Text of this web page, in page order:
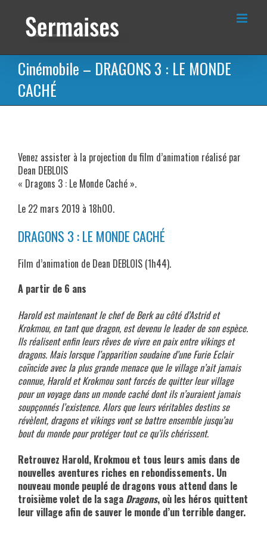
contenu
Cinémobile – DRAGONS 3 : LE MONDE
CACHÉ
Venez assister à la projection du film d’animation réalisé par
Dean DEBLOIS
« Dragons 3 : Le Monde Caché ».
Le 22 mars 2019 à 18h00.
DRAGONS 3 : LE MONDE CACHÉ
Film d’animation de Dean DEBLOIS (1h44).
A partir de 6 ans
Harold est maintenant le chef de Berk au côté d’Astrid et
Krokmou, en tant que dragon, est devenu le leader de son espèce.
Ils réalisent enfin leurs rêves de vivre en paix entre vikings et
dragons. Mais lorsque l’apparition soudaine d’une Furie Eclair
coïncide avec la plus grande menace que le village n’ait jamais
connue, Harold et Krokmou sont forcés de quitter leur village
pour un voyage dans un monde caché dont ils n’auraient jamais
soupçonnés l’existence. Alors que leurs véritables destins se
révèlent, dragons et vikings vont se battre ensemble jusqu’au
bout du monde pour protéger tout ce qu’ils chérissent.
Retrouvez Harold, Krokmou et tous leurs amis dans de
nouvelles aventures riches en rebondissements. Un
nouveau monde peuplé de dragons vous attend dans le
troisième volet de la saga Dragons, où les héros quittent
leur village afin de sauver le monde d’un terrible danger.